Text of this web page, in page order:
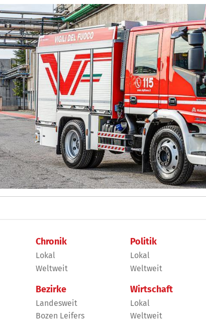
Chronik
Lokal
Weltweit
Bezirke
Landesweit
Bozen Leifers
Politik
Lokal
Weltweit
Wirtschaft
Lokal
Weltweit